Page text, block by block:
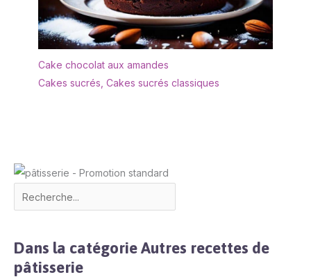
Cake chocolat aux amandes
Cakes sucrés Cakes sucrés classiques
Dans la catégorie Autres recettes de
pâtisserie